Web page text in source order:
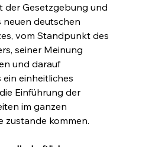
der Gesetzgebung und
deutschen
vom Standpunkt des
seiner Meinung
und darauf
ein einheitliches
Einführung der
im ganzen
zustande kommen.